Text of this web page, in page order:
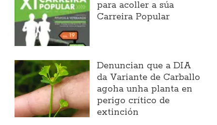
para acoller a súa
Carreira Popular
Denuncian que a DIA
da Variante de Carballo
agoha unha planta en
perigo crítico de
extinción